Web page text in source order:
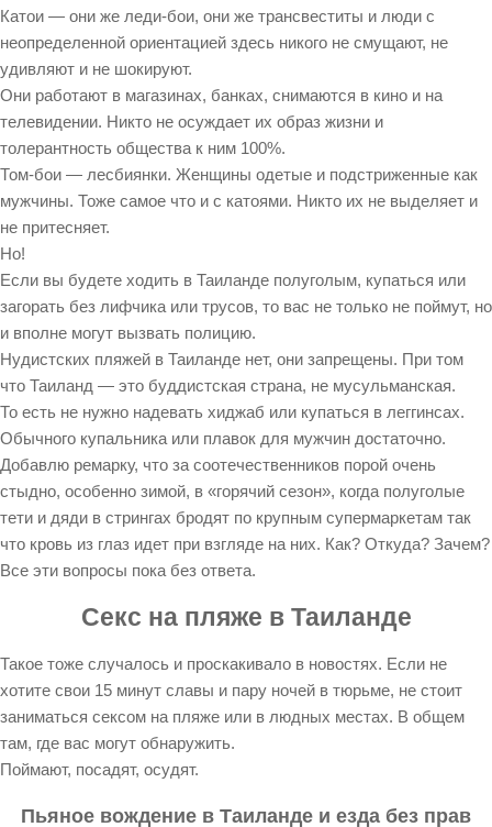
Катои — они же леди-бои, они же трансвеститы и люди с
неопределенной ориентацией здесь никого не смущают, не
удивляют и не шокируют.
Они работают в магазинах, банках, снимаются в кино и на
телевидении. Никто не осуждает их образ жизни и
толерантность общества к ним 100%.
Том-бои — лесбиянки. Женщины одетые и подстриженные как
мужчины. Тоже самое что и с катоями. Никто их не выделяет и
не притесняет.
Но!
Если вы будете ходить в Таиланде полуголым, купаться или
загорать без лифчика или трусов, то вас не только не поймут, но
и вполне могут вызвать полицию.
Нудистских пляжей в Таиланде нет, они запрещены. При том
что Таиланд — это буддистская страна, не мусульманская.
То есть не нужно надевать хиджаб или купаться в леггинсах.
Обычного купальника или плавок для мужчин достаточно.
Добавлю ремарку, что за соотечественников порой очень
стыдно, особенно зимой, в «горячий сезон», когда полуголые
тети и дяди в стрингах бродят по крупным супермаркетам так
что кровь из глаз идет при взгляде на них. Как? Откуда? Зачем?
Все эти вопросы пока без ответа.
Секс на пляже в Таиланде
Такое тоже случалось и проскакивало в новостях. Если не
хотите свои 15 минут славы и пару ночей в тюрьме, не стоит
заниматься сексом на пляже или в людных местах. В общем
там, где вас могут обнаружить.
Поймают, посадят, осудят.
Пьяное вождение в Таиланде и езда без прав